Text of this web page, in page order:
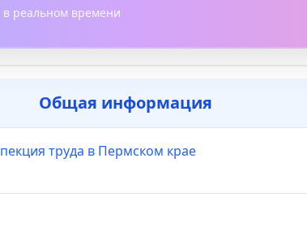
в реальном времени
Общая информация
труда в Пермском крае